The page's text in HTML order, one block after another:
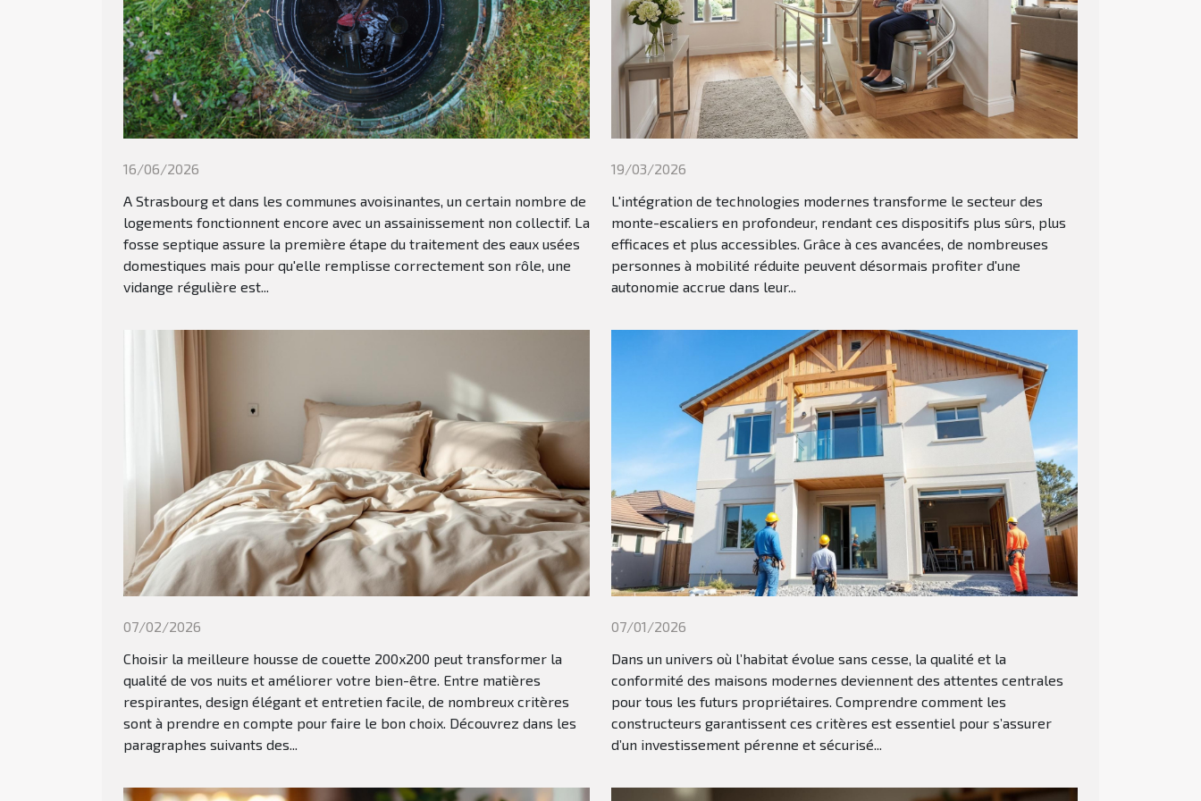
16/06/2026
A Strasbourg et dans les communes avoisinantes, un certain nombre de
logements fonctionnent encore avec un assainissement non collectif. La
fosse septique assure la première étape du traitement des eaux usées
domestiques mais pour qu'elle remplisse correctement son rôle, une
vidange régulière est...
19/03/2026
L'intégration de technologies modernes transforme le secteur des
monte-escaliers en profondeur, rendant ces dispositifs plus sûrs, plus
efficaces et plus accessibles. Grâce à ces avancées, de nombreuses
personnes à mobilité réduite peuvent désormais profiter d'une
autonomie accrue dans leur...
07/02/2026
Choisir la meilleure housse de couette 200x200 peut transformer la
qualité de vos nuits et améliorer votre bien-être. Entre matières
respirantes, design élégant et entretien facile, de nombreux critères
sont à prendre en compte pour faire le bon choix. Découvrez dans les
paragraphes suivants des...
07/01/2026
Dans un univers où l’habitat évolue sans cesse, la qualité et la
conformité des maisons modernes deviennent des attentes centrales
pour tous les futurs propriétaires. Comprendre comment les
constructeurs garantissent ces critères est essentiel pour s’assurer
d’un investissement pérenne et sécurisé...